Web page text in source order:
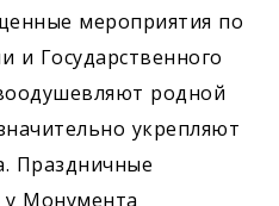
мероприятия по
и Государственного
родной
укрепляют
Праздничные
у Монумента